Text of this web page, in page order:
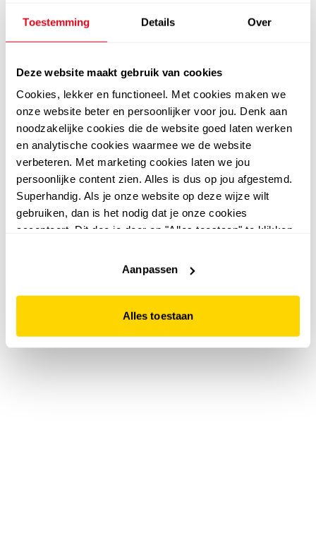
Toestemming Details Over
Deze website maakt gebruik van cookies
Cookies, lekker en functioneel. Met cookies maken we
onze website beter en persoonlijker voor jou. Denk aan
noodzakelijke cookies die de website goed laten werken
en analytische cookies waarmee we de website
verbeteren. Met marketing cookies laten we jou
persoonlijke content zien. Alles is dus op jou afgestemd.
Superhandig. Als je onze website op deze wijze wilt
gebruiken, dan is het nodig dat je onze cookies
accepteert. Dit doe je door op "Alles toestaan" te klikken.
website niet optimaal functioneert.
Aanpassen
Alles toestaan